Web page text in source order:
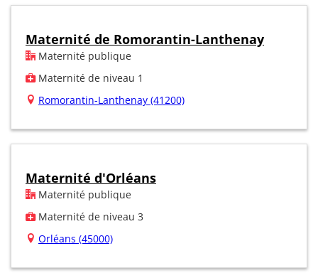
Maternité de Romorantin-Lanthenay
Maternité publique
Maternité de niveau 1
Romorantin-Lanthenay (41200)
Maternité d'Orléans
Maternité publique
Maternité de niveau 3
Orléans (45000)